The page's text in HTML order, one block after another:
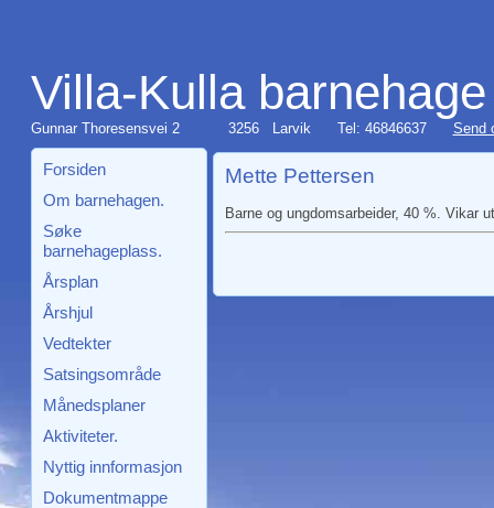
Villa-Kulla
Gunnar Thoresensvei 2 3256 Larvik Tel: 46846637 Send
Forsiden
Om barnehagen.
Søke
barnehageplass.
Årsplan
Årshjul
Vedtekter
Satsingsområde
Månedsplaner
Aktiviteter.
Nyttig innformasjon
Dokumentmappe
Mette Pettersen
Barne og ungdomsarbeider, 40 %. Vikar